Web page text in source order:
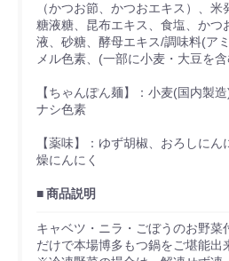
（かつお節、かつおエキス）、
糖液糖、昆布エキス、食塩、かつ
液、砂糖、酵母エキス/調味料(ア
メル色素、(一部に小麦・大豆を
【ちゃんぽん麺】：小麦(国内製
ナシ色素
【薬味】：ゆず胡椒、おろしに
燥にんにく
商品説明
キャベツ・ニラ・ごぼうのお野菜
だけで本場博多もつ鍋をご堪能出